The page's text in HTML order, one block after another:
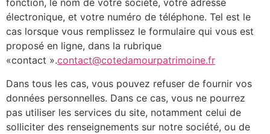
fonction, le nom de votre société, votre adresse
électronique, et votre numéro de téléphone. Tel est le
cas lorsque vous remplissez le formulaire qui vous est
proposé en ligne, dans la rubrique
«contact ».contact@cotedamourpatrimoine.fr
Dans tous les cas, vous pouvez refuser de fournir vos
données personnelles. Dans ce cas, vous ne pourrez
pas utiliser les services du site, notamment celui de
solliciter des renseignements sur notre société, ou de